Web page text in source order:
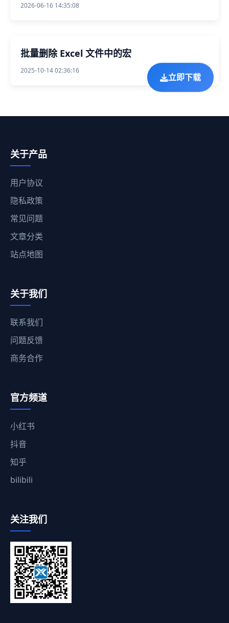
2026-06-16 14:35:08
批量删除 Excel 文件中的宏
2025-10-14 02:36:16 立即下载
关于产品
用户协议
隐私政策
常见问题
文章分类
站点地图
关于我们
联系我们
问题反馈
商务合作
官方频道
小红书
抖音
知乎
bilibili
关注我们